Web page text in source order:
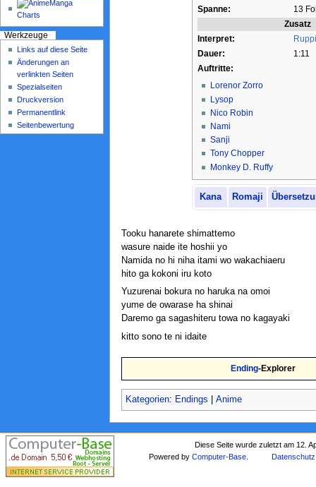
Spanne:
13
Zusatz
Interpret:
Dauer:
1:11
Auftritte:
Lorenor Zorro
Lysop
Nico Robin
Nami
Sanji
Tony Chopper
Monkey D. Ruffy
Kana Romaji
Tooku hanarete shimattemo
wasure naide ite hoshii yo
Namida no hi niha itami wo wakachiaeru
hito ga kokoni iru koto
Yuzurenai bokura no haruka na omoi
yume de owarase ha shinai
Daremo ga sagashiteru towa no kagayaki
kitto sono te ni idaite
Ending-Explorer
Kategorien: Endings Anime
Werkzeuge
Links auf diese Seite
Änderungen an
verlinkten Seiten
Spezialseiten
Druckversion
Permanentlink
Seitenbewertung
Diese Seite wurde zuletzt am 12.
Powered byComputer-Base Datenschutz